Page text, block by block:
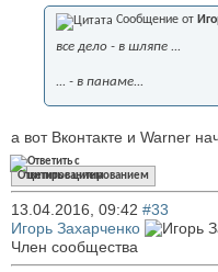
Сообщение от
все дело - в шляпе ...
... - в панаме...
а вот Вконтакте и Warner
Ответить с цитированием
13.04.2016, 09:42 #33
Игорь Захарченко
Член сообщества